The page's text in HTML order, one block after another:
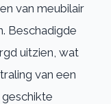
van meubilair
Beschadigde
uitzien, wat
van een